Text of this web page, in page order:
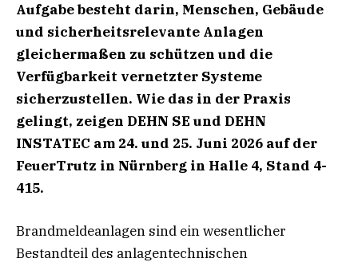
Aufgabe besteht darin, Menschen, Gebäude
und sicherheitsrelevante Anlagen
gleichermaßen zu schützen und die
Verfügbarkeit vernetzter Systeme
sicherzustellen. Wie das in der Praxis
gelingt, zeigen DEHN SE und DEHN
INSTATEC am 24. und 25. Juni 2026 auf der
FeuerTrutz in Nürnberg in Halle 4, Stand 4-
415.
Brandmeldeanlagen sind ein wesentlicher
Bestandteil des anlagentechnischen